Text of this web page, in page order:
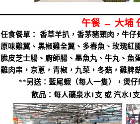
午餐 → 大埔
任食餐單： 香草羊扒，香茅豬頸肉，牛
原味雞翼、黑椒雞全翼、多春魚、玫瑰紅
脆皮芝士腸、廚師腸、墨魚丸、牛丸、魚
雞肉串，京蔥，青椒，九菜，冬菇，雞脾
**另送：藍尾蝦（每人一隻），煲
飲品：每人礦泉水1 支 或 汽水1 支